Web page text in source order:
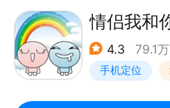
【情侣互动】
一起签到，攒金币，装扮你们
一起喂食，电子宠物咪咪一直
情侣我和
4.3 79.1
手机定位